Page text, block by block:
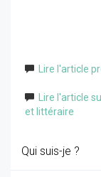
Lire l'article
Lire l'article
et littéraire
Qui suis-je ?